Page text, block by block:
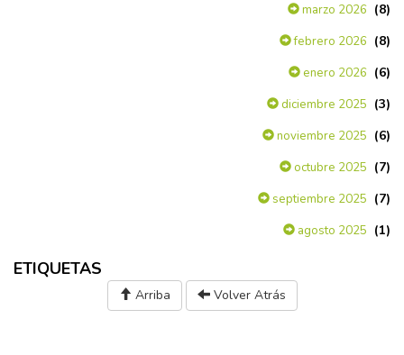
marzo 2026 (8)
febrero 2026 (8)
enero 2026 (6)
diciembre 2025 (3)
noviembre 2025 (6)
octubre 2025 (7)
septiembre 2025 (7)
agosto 2025 (1)
ETIQUETAS
Arriba Volver Atrás